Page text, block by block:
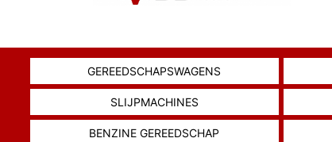
GEREEDSCHAPSWAGENS
SLIJPMACHINES
BENZINE GEREEDSCHAP